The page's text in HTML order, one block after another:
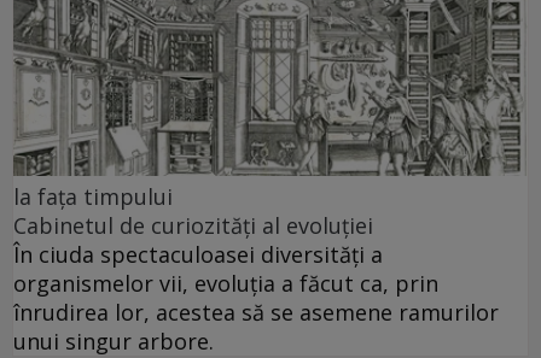
la faţa timpului
Cabinetul de curiozități al evoluției
În ciuda spectaculoasei diversități a
organismelor vii, evoluția a făcut ca, prin
înrudirea lor, acestea să se asemene ramurilor
unui singur arbore.